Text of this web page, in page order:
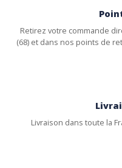
Retirez votre commande
(68) et dans nos points de
Livraison dans toute la